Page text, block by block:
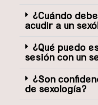
¿Cuándo
acudir a un
¿Qué puedo
sesión con un
¿Son
de sexología?